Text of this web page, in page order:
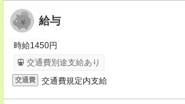
給与
時給1450円
交通費別途支給あり
交通費 交通費規定内支給